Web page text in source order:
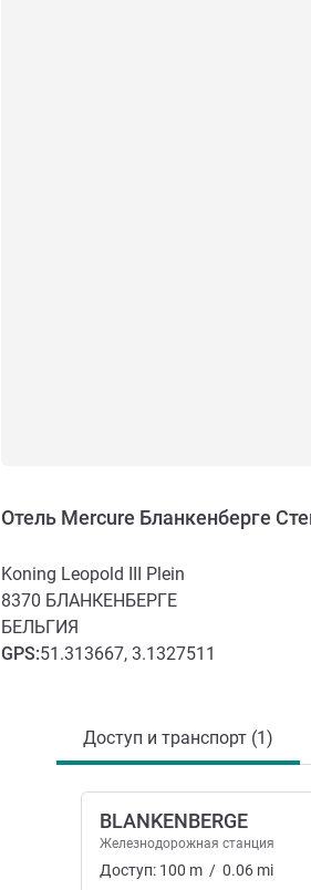
Отель Mercure Бланкенберге
Koning Leopold III Plein
8370 БЛАНКЕНБЕРГЕ
БЕЛЬГИЯ
GPS:51.313667, 3.1327511
Доступ и транспорт (1)
BLANKENBERGE
Железнодорожная станция
Доступ: 100 m / 0.06 mi